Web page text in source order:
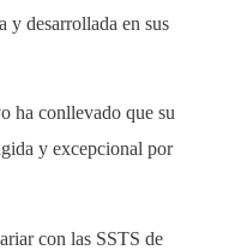
y desarrollada en sus
ha conllevado que su
y excepcional por
con las SSTS de